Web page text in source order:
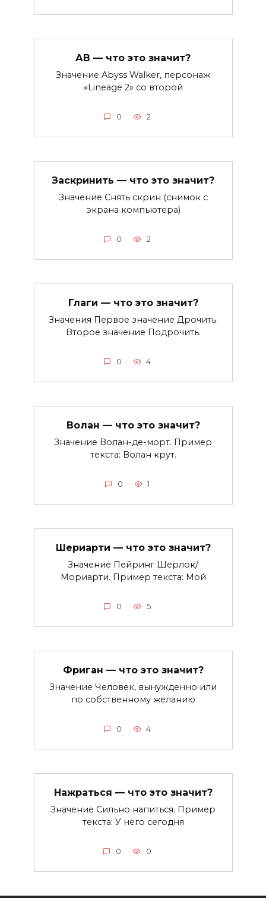
АВ — что это значит?
Значение Abyss Walker, персонаж
«Lineage 2» со второй
0 2
Заскринить — что это значит?
Значение Снять скрин (снимок с
экрана компьютера)
0 2
Глаги — что это значит?
Значения Первое значение Дрочить.
Второе значение Подрочить.
0 4
Волан — что это значит?
Значение Волан-де-морт. Пример
текста: Волан крут.
0 1
Шериарти — что это значит?
Значение Пейринг Шерлок/
Мориарти. Пример текста: Мой
0 5
Фриган — что это значит?
Значение Человек, вынужденно или
по собственному желанию
0 4
Нажраться — что это значит?
Значение Сильно напиться. Пример
текста: У него сегодня
0 0